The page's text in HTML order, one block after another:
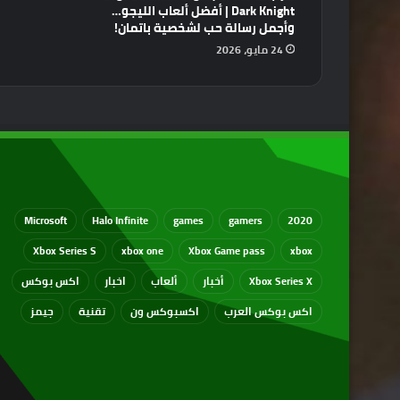
Dark Knight | أفضل ألعاب الليجو…
وأجمل رسالة حب لشخصية باتمان!
24 مايو، 2026
2020
gamers
games
Halo Infinite
Microsoft
xbox
Xbox Game pass
xbox one
Xbox Series S
Xbox Series X
أخبار ألعاب اخبار
اكس بوكس
اكس بوكس العرب
اكسبوكس ون تقنية جيمز